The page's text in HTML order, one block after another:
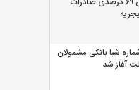
شبا بانکی مشمولان
آغاز شد